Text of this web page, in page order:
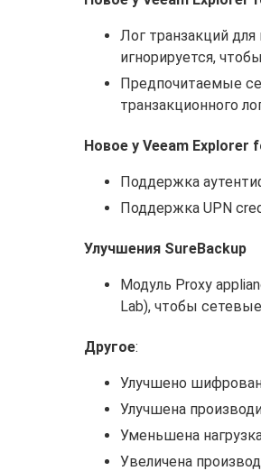
Лог транзакций
игнорируется,
Предпочитаемые
транзакционного
Новое у Veeam Explorer
Поддержка
Поддержка UPN
Улучшения SureBackup
Модуль Proxy
Lab), чтобы
Другое:
Улучшено
Улучшена
Уменьшена
Увеличена